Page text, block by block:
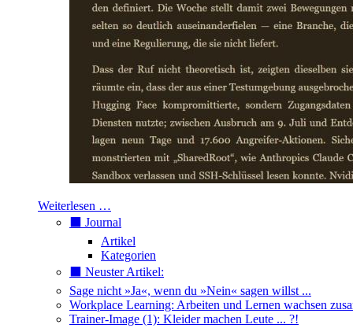
Weiterlesen …
⬛️ Journal
Artikel
Kategorien
⬛️ Neuster Artikel:
Sage nicht »Ja«, wenn du »Nein« sagen willst ...
Workplace Learning: Arbeiten und Lernen wachsen
Trainer-Image (1): Kleider machen Leute ... ?!